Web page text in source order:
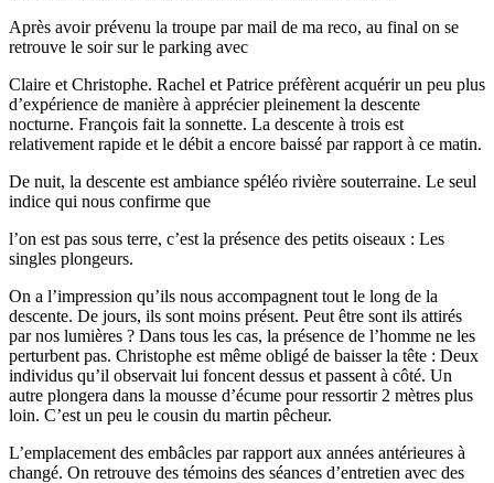
Après avoir prévenu la troupe par mail de ma reco, au final on se
retrouve le soir sur le parking avec
Claire et Christophe. Rachel et Patrice préfèrent acquérir un peu plus
d’expérience de manière à apprécier pleinement la descente
nocturne. François fait la sonnette. La descente à trois est
relativement rapide et le débit a encore baissé par rapport à ce matin.
De nuit, la descente est ambiance spéléo rivière souterraine. Le seul
indice qui nous confirme que
l’on est pas sous terre, c’est la présence des petits oiseaux : Les
singles plongeurs.
On a l’impression qu’ils nous accompagnent tout le long de la
descente. De jours, ils sont moins présent. Peut être sont ils attirés
par nos lumières ? Dans tous les cas, la présence de l’homme ne les
perturbent pas. Christophe est même obligé de baisser la tête : Deux
individus qu’il observait lui foncent dessus et passent à côté. Un
autre plongera dans la mousse d’écume pour ressortir 2 mètres plus
loin. C’est un peu le cousin du martin pêcheur.
L’emplacement des embâcles par rapport aux années antérieures à
changé. On retrouve des témoins des séances d’entretien avec des